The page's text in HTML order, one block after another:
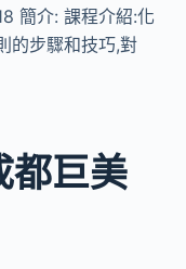
簡介: 課程介紹:化
的步驟和技巧,對
都巨美